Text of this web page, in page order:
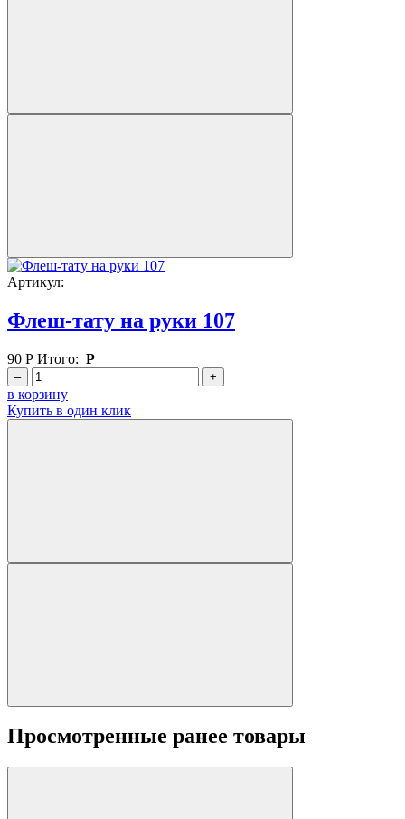
Артикул:
Флеш-тату на руки 107
90 Р Итого: Р
– +
в корзину
Купить в один клик
Просмотренные ранее товары